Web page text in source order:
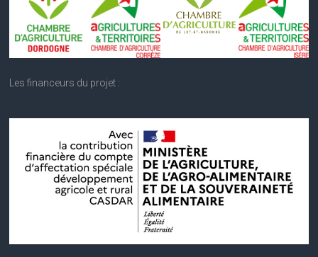
Les financeurs du projet :